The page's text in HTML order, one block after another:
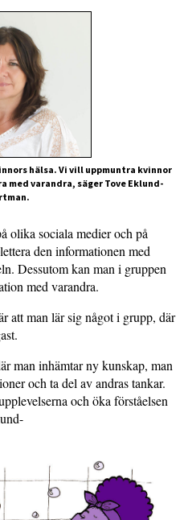
hälsa. Vi vill uppmuntra kvinnor
med varandra, säger Tove Eklund-
olika sociala medier och på
den informationen med
Dessutom kan man i gruppen
med varandra.
att man lär sig något i grupp, där
man inhämtar ny kunskap, man
och ta del av andras tankar.
och öka förståelsen